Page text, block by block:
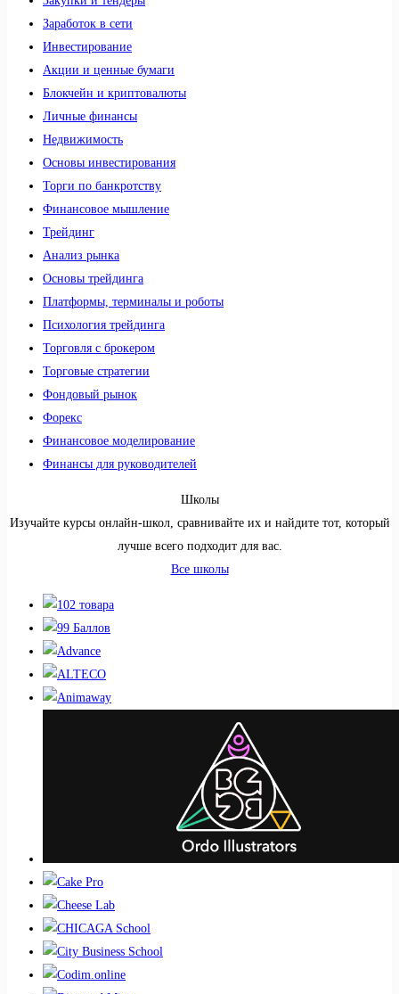
Заработок в сети
Инвестирование
Акции и ценные бумаги
Блокчейн и криптовалюты
Личные финансы
Недвижимость
Основы инвестирования
Торги по банкротству
Финансовое мышление
Трейдинг
Анализ рынка
Основы трейдинга
Платформы, терминалы и роботы
Психология трейдинга
Торговля с брокером
Торговые стратегии
Фондовый рынок
Форекс
Финансовое моделирование
Финансы для руководителей
Школы
Изучайте курсы онлайн-школ, сравнивайте их и найдите тот, который
лучше всего подходит для вас.
Все школы